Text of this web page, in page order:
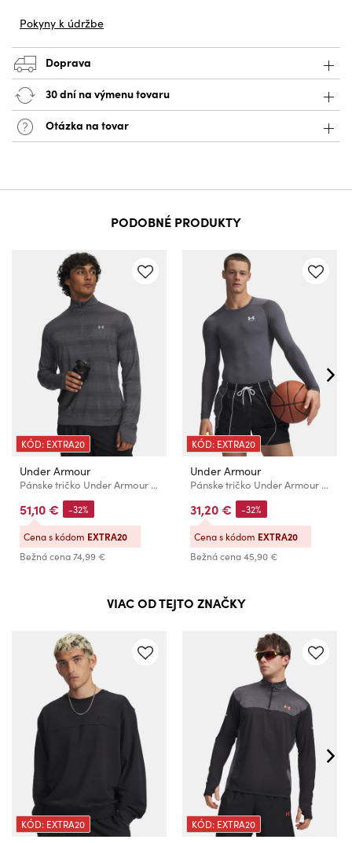
Pokyny k údržbe
Doprava
30 dní na výmenu tovaru
Otázka na tovar
PODOBNÉ PRODUKTY
KÓD: EXTRA20
Under Armour
Pánske tričko Under Armour UA Velociti 1/4 Zip-GRY
51,10 €
Bežná cena74,99 €
-32%
Cena s kódom EXTRA20
KÓD: EXTRA20
Under Armour
Pánske tričko Under Armour UA HG Armour Comp LS-GRY
31,20 €
Bežná cena45,90 €
-32%
Cena s kódom EXTRA20
VIAC OD TEJTO ZNAČKY
KÓD: EXTRA20 KÓD: EXTRA20